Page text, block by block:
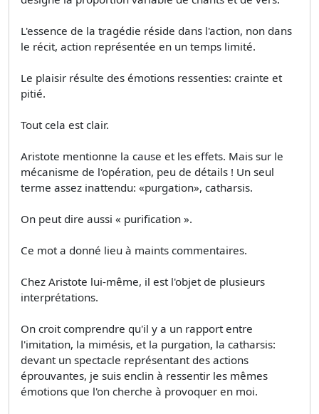
L'essence de la tragédie réside dans l'action, non dans
le récit, action représentée en un temps limité.
Le plaisir résulte des émotions ressenties: crainte et
pitié.
Tout cela est clair.
Aristote mentionne la cause et les effets. Mais sur le
mécanisme de l'opération, peu de détails ! Un seul
terme assez inattendu: «purgation», catharsis.
On peut dire aussi « purification ».
Ce mot a donné lieu à maints commentaires.
Chez Aristote lui-même, il est l'objet de plusieurs
interprétations.
On croit comprendre qu'il y a un rapport entre
l'imitation, la mimésis, et la purgation, la catharsis:
devant un spectacle représentant des actions
éprouvantes, je suis enclin à ressentir les mêmes
émotions que l'on cherche à provoquer en moi.